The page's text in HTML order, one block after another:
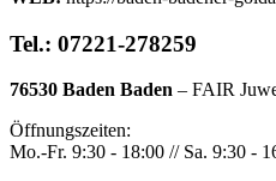
Tel.: 07221-278259
76530 Baden Baden – FAIR
Öffnungszeiten:
Mo.-Fr. 9:30 - 18:00 // Sa. 9:30 -